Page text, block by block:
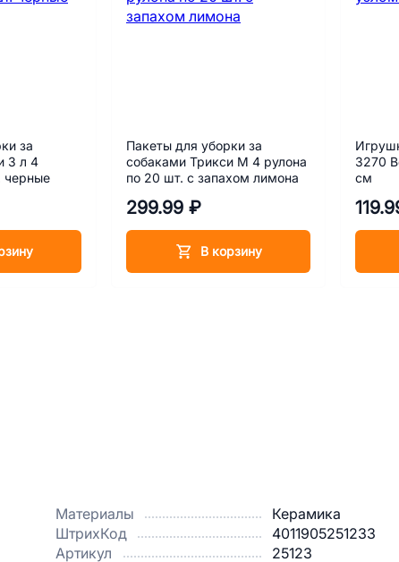
за
3 л 4
черные
Пакеты для уборки за
собаками Трикси M 4 рулона
по 20 шт. с запахом лимона
299.99 ₽
В корзину
3270
см
Материалы
Керамика
ШтрихКод
4011905251233
Артикул
25123